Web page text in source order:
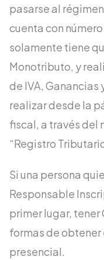
pasarse al
cuenta con
solamente tiene
Monotributo, y
de IVA, Ganancias
realizar desde la
fiscal, a través del
“Registro
Si una persona
Responsable
primer lugar, tener
formas de obtener
presencial.